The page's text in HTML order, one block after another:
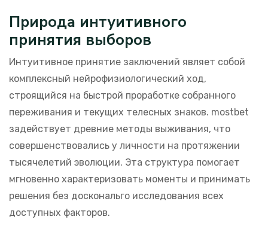
Природа интуитивного
принятия выборов
Интуитивное принятие заключений являет собой
комплексный нейрофизиологический ход,
строящийся на быстрой проработке собранного
переживания и текущих телесных знаков. mostbet
задействует древние методы выживания, что
совершенствовались у личности на протяжении
тысячелетий эволюции. Эта структура помогает
мгновенно характеризовать моменты и принимать
решения без доскональго исследования всех
доступных факторов.